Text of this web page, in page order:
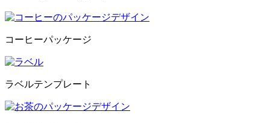
コーヒーパッケージ
ラベルテンプレート